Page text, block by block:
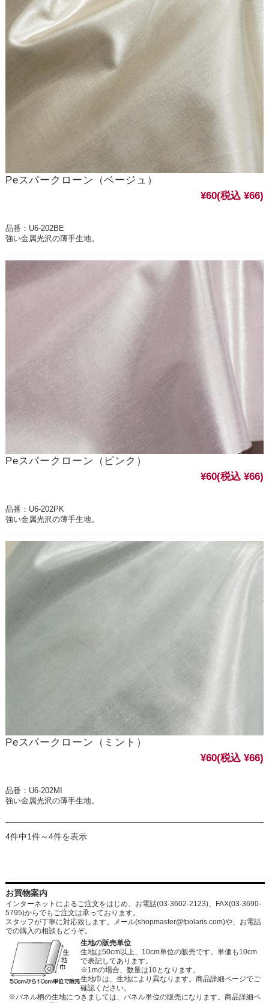
Peスパークローン（ベージュ）
¥60(税込 ¥66)
品番：U6-202BE
強い金属光沢の薄手生地。
Peスパークローン（ピンク）
¥60(税込 ¥66)
品番：U6-202PK
強い金属光沢の薄手生地。
Peスパークローン（ミント）
¥60(税込 ¥66)
品番：U6-202MI
強い金属光沢の薄手生地。
4件中1件～4件を表示
お買物案内
インターネットによるご注文をはじめ、お電話(03-3602-2123)、FAX(03-3690-
5795)からでもご注文は承っております。
スタッフが丁寧に対応致します。メール(shopmaster@fpolaris.com)や、お電話
での購入の相談もどうぞ。
生地の販売単位
生地は50cm以上、10cm単位の販売です。単価も10cm
で表記してあります。
※1mの場合、数量は10となります。
生地巾は、生地により異なります。商品詳細ページでご
確認ください。
※パネル柄の生地につきましては、パネル単位の販売になります。商品詳細ペ